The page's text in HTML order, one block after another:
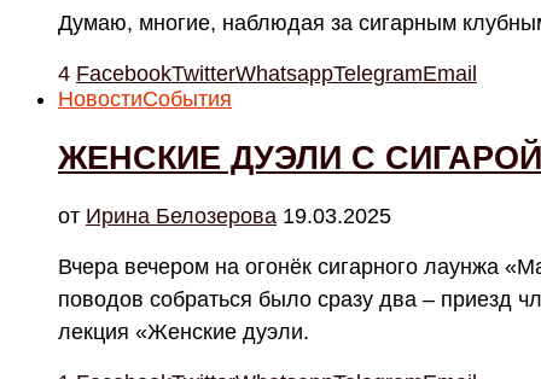
Думаю, многие, наблюдая за сигарным
4 FacebookTwitterWhatsappTelegramEmail
НовостиСобытия
ЖЕНСКИЕ ДУЭЛИ С
от Ирина Белозерова 19.03.2025
Вчера вечером на огонёк сигарного лаунжа
поводов собраться было сразу два – приезд
лекция «Женские дуэли.